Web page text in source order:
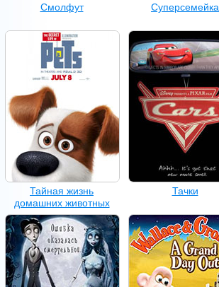
Смолфут Суперсемейка
Тайная жизнь
домашних животных
Тачки